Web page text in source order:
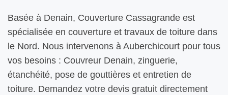
Basée à Denain, Couverture Cassagrande est
spécialisée en couverture et travaux de toiture dans
le Nord. Nous intervenons à Auberchicourt pour tous
vos besoins : Couvreur Denain, zinguerie,
étanchéité, pose de gouttières et entretien de
toiture. Demandez votre devis gratuit directement